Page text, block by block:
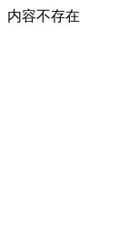
内容不存在